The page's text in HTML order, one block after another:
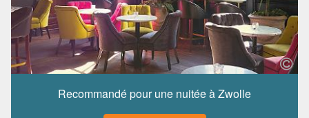
Recommandé pour une nuitée à Zwolle